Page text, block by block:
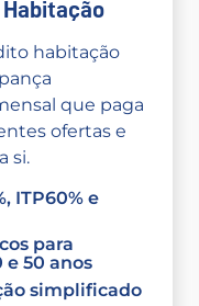
habitação
que paga
ofertas e
si.
ITP60% e
para
50 anos
simplificado